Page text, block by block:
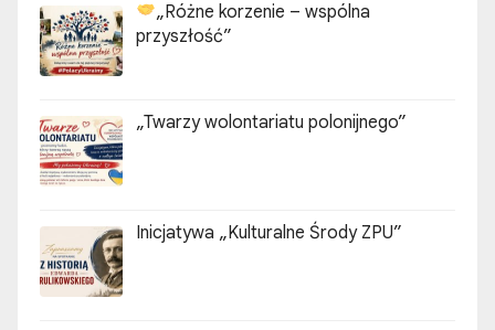
„Różne korzenie – wspólna
przyszłość”
„Twarzy wolontariatu polonijnego”
Inicjatywa „Kulturalne Środy ZPU”